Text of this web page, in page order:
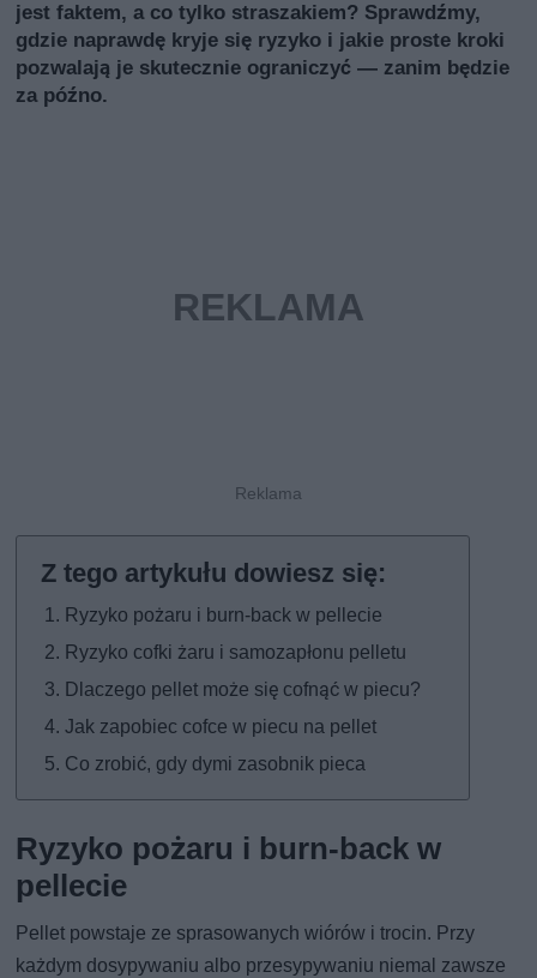
jest faktem, a co tylko straszakiem? Sprawdźmy,
gdzie naprawdę kryje się ryzyko i jakie proste kroki
pozwalają je skutecznie ograniczyć — zanim będzie
za późno.
Ryzyko pożaru i burn-back w pellecie
Ryzyko cofki żaru i samozapłonu pelletu
Dlaczego pellet może się cofnąć w piecu?
Jak zapobiec cofce w piecu na pellet
Co zrobić, gdy dymi zasobnik pieca
Ryzyko pożaru i burn-back w
pellecie
Pellet powstaje ze sprasowanych wiórów i trocin. Przy
każdym dosypywaniu albo przesypywaniu niemal zawsze